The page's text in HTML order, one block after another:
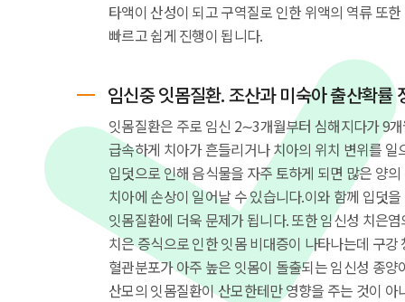
타액이 산성이 되고 구역질로 인한 위액의 역류 또
빠르고 쉽게 진행이 됩니다.
임신중 잇몸질환. 조산과 미숙아 출산확률
잇몸질환은 주로 임신 2∼3개월부터 심해지다가 9
급속하게 치아가 흔들리거나 치아의 위치 변위를
입덧으로 인해 음식물을 자주 토하게 되면 많은 양
치아에 손상이 일어날 수 있습니다.이와 함께 입덧
잇몸질환에 더욱 문제가 됩니다. 또한 임신성 치은
치은 증식으로 인한 잇몸 비대증이 나타나는데 구
혈관분포가 아주 높은 잇몸이 돌출되는 임신성 종
산모의 잇몸질환이 산모한테만 영향을 주는 것이